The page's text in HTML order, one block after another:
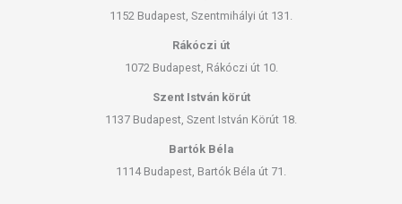
1152 Budapest, Szentmihályi út 131.
Rákóczi út
1072 Budapest, Rákóczi út 10.
Szent István körút
1137 Budapest, Szent István Körút 18.
Bartók Béla
1114 Budapest, Bartók Béla út 71.